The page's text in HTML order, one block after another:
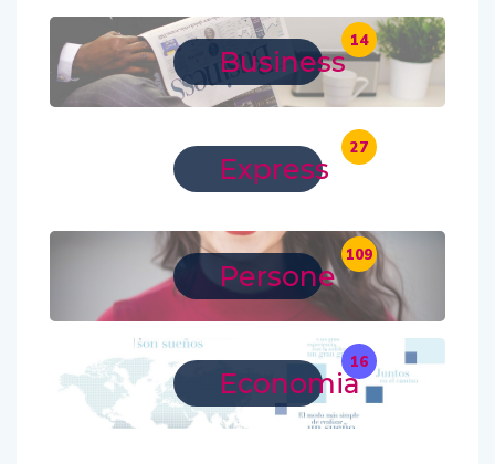
Business
14
Express
27
Persone
109
Economia
16